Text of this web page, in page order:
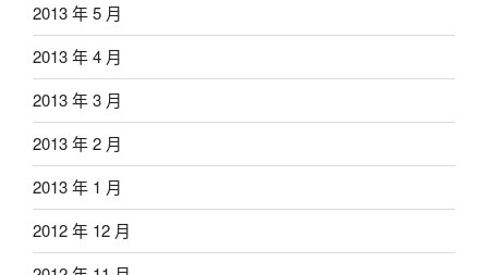
2013 年 5 月
2013 年 4 月
2013 年 3 月
2013 年 2 月
2013 年 1 月
2012 年 12 月